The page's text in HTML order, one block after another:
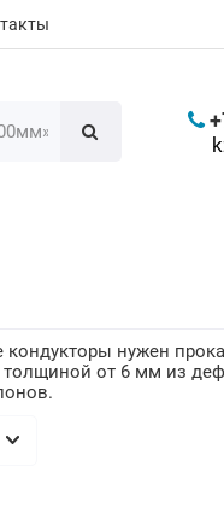
нужен
от 6 мм из